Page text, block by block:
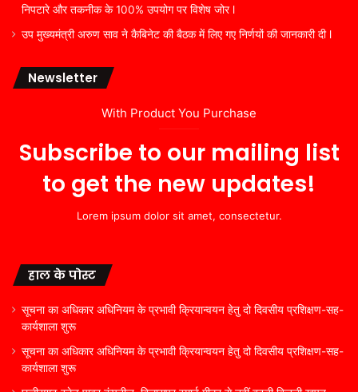
निपटारे और तकनीक के 100% उपयोग पर विशेष जोर l
उप मुख्यमंत्री अरुण साव ने कैबिनेट की बैठक में लिए गए निर्णयों की जानकारी दी l
Newsletter
With Product You Purchase
Subscribe to our mailing list
to get the new updates!
Lorem ipsum dolor sit amet, consectetur.
हाल के पोस्ट
सूचना का अधिकार अधिनियम के प्रभावी क्रियान्वयन हेतु दो दिवसीय प्रशिक्षण-सह-
कार्यशाला शुरू
सूचना का अधिकार अधिनियम के प्रभावी क्रियान्वयन हेतु दो दिवसीय प्रशिक्षण-सह-
कार्यशाला शुरू